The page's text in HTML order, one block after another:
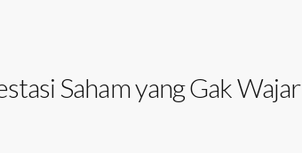
Saham yang Gak Wajar